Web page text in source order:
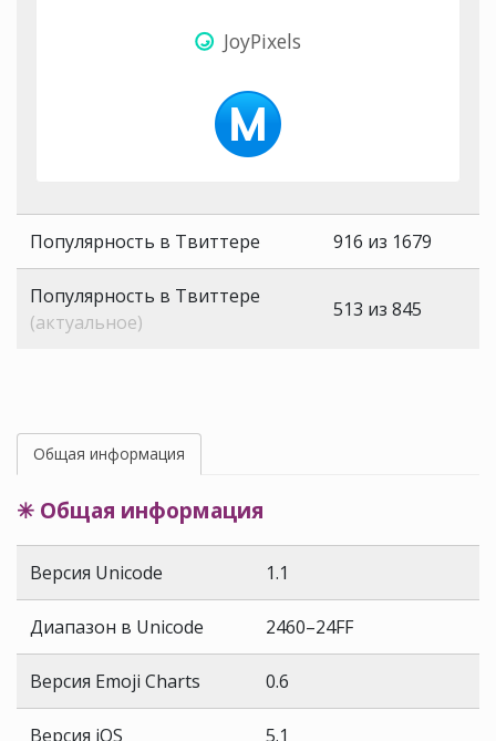
JoyPixels
Популярность в Твиттере 916 из 1679
Популярность в Твиттере
(актуальное)
513 из 845
Общая информация
✳ Общая информация
Версия Unicode 1.1
Диапазон в Unicode 2460–24FF
Версия Emoji Charts 0.6
Версия iOS 5.1